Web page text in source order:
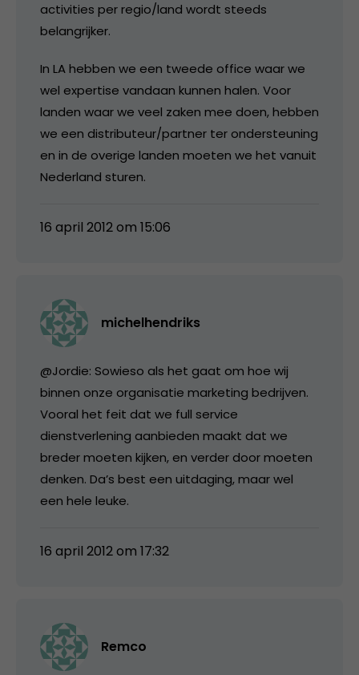
activities per regio/land wordt steeds
belangrijker.
In LA hebben we een tweede office waar we
wel expertise vandaan kunnen halen. Voor
landen waar we veel zaken mee doen, hebben
we een distributeur/partner ter ondersteuning
en in de overige landen moeten we het vanuit
Nederland sturen.
16 april 2012 om 15:06
michelhendriks
@Jordie: Sowieso als het gaat om hoe wij
binnen onze organisatie marketing bedrijven.
Vooral het feit dat we full service
dienstverlening aanbieden maakt dat we
breder moeten kijken, en verder door moeten
denken. Da’s best een uitdaging, maar wel
een hele leuke.
16 april 2012 om 17:32
Remco